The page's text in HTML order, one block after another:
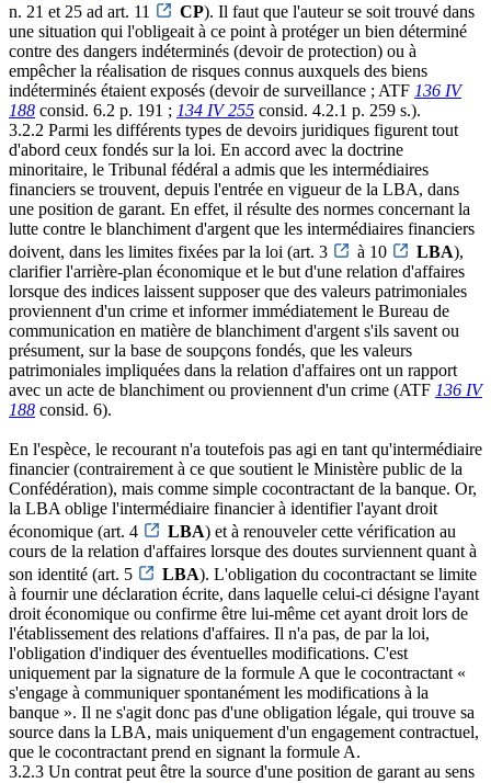
n. 21 et 25 ad art. 11
CP). Il faut que l'auteur se soit trouvé dans
une situation qui l'obligeait à ce point à protéger un bien déterminé
contre des dangers indéterminés (devoir de protection) ou à
empêcher la réalisation de risques connus auxquels des biens
indéterminés étaient exposés (devoir de surveillance ; ATF 136 IV
188 consid. 6.2 p. 191 ; 134 IV 255 consid. 4.2.1 p. 259 s.).
3.2.2 Parmi les différents types de devoirs juridiques figurent tout
d'abord ceux fondés sur la loi. En accord avec la doctrine
minoritaire, le Tribunal fédéral a admis que les intermédiaires
financiers se trouvent, depuis l'entrée en vigueur de la LBA, dans
une position de garant. En effet, il résulte des normes concernant la
lutte contre le blanchiment d'argent que les intermédiaires financiers
doivent, dans les limites fixées par la loi (art. 3
à 10 LBA),
clarifier l'arrière-plan économique et le but d'une relation d'affaires
lorsque des indices laissent supposer que des valeurs patrimoniales
proviennent d'un crime et informer immédiatement le Bureau de
communication en matière de blanchiment d'argent s'ils savent ou
présument, sur la base de soupçons fondés, que les valeurs
patrimoniales impliquées dans la relation d'affaires ont un rapport
avec un acte de blanchiment ou proviennent d'un crime (ATF 136 IV
188 consid. 6).
En l'espèce, le recourant n'a toutefois pas agi en tant qu'intermédiaire
financier (contrairement à ce que soutient le Ministère public de la
Confédération), mais comme simple cocontractant de la banque. Or,
la LBA oblige l'intermédiaire financier à identifier l'ayant droit
économique (art. 4
LBA) et à renouveler cette vérification au
cours de la relation d'affaires lorsque des doutes surviennent quant à
son identité (art. 5
LBA). L'obligation du cocontractant se limite
à fournir une déclaration écrite, dans laquelle celui-ci désigne l'ayant
droit économique ou confirme être lui-même cet ayant droit lors de
l'établissement des relations d'affaires. Il n'a pas, de par la loi,
l'obligation d'indiquer des éventuelles modifications. C'est
uniquement par la signature de la formule A que le cocontractant «
s'engage à communiquer spontanément les modifications à la
banque ». Il ne s'agit donc pas d'une obligation légale, qui trouve sa
source dans la LBA, mais uniquement d'un engagement contractuel,
que le cocontractant prend en signant la formule A.
3.2.3 Un contrat peut être la source d'une position de garant au sens